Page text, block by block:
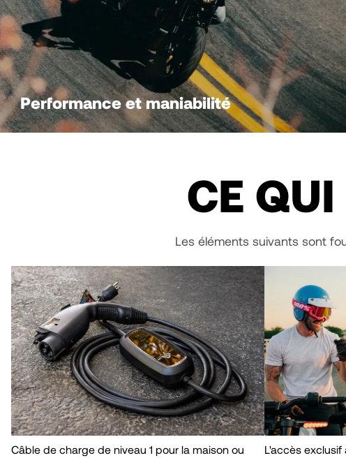
Performance et maniabilité
CE
Les éléments suivants sont
Câble de charge de niveau 1 pour la maison ou
L'accès exclusif